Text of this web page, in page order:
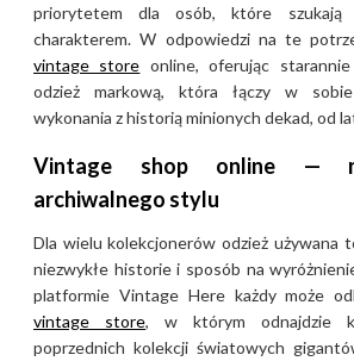
priorytetem dla osób, które
charakterem. W odpowiedzi na te
vintage store online, oferując
odzież markową, która łączy w
wykonania z historią minionych dekad, od
Vintage shop online —
archiwalnego stylu
Dla wielu kolekcjonerów odzież używana
niezwykłe historie i sposób na
platformie Vintage Here każdy może
vintage store, w którym odnajdzie
poprzednich kolekcji światowych